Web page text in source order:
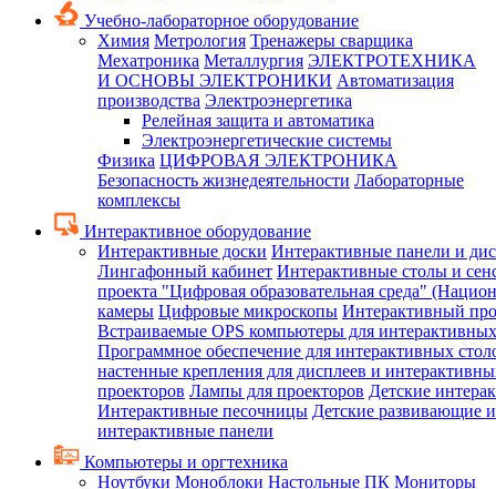
Учебно-лабораторное оборудование
Химия Метрология Тренажеры сварщика
Мехатроника Металлургия ЭЛЕКТРОТЕХНИКА
И ОСНОВЫ ЭЛЕКТРОНИКИ Автоматизация
производства Электроэнергетика
Релейная защита и автоматика
Электроэнергетические системы
Физика ЦИФРОВАЯ ЭЛЕКТРОНИКА
Безопасность жизнедеятельности Лабораторные
комплексы
Интерактивное оборудование
Интерактивные доски Интерактивные панели и
Лингафонный кабинет Интерактивные столы и
проекта "Цифровая образовательная среда"
камеры Цифровые микроскопы Интерактивный
Встраиваемые OPS компьютеры для
Программное обеспечение для интерактивных
настенные крепления для дисплеев и
проекторов Лампы для проекторов Детские
Интерактивные песочницы Детские развивающие
интерактивные панели
Компьютеры и оргтехника
Ноутбуки Моноблоки Настольные ПК Мониторы